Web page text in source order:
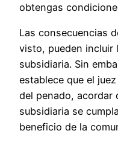
obtengas
Las consecuencias
visto, pueden incluir
subsidiaria. Sin
establece que el
del penado, acordar
subsidiaria se
beneficio de la